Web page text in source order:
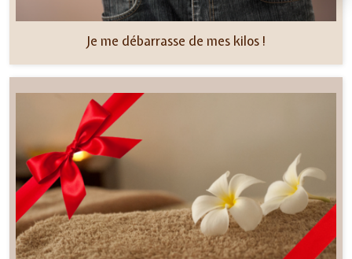
Je me débarrasse de mes kilos !